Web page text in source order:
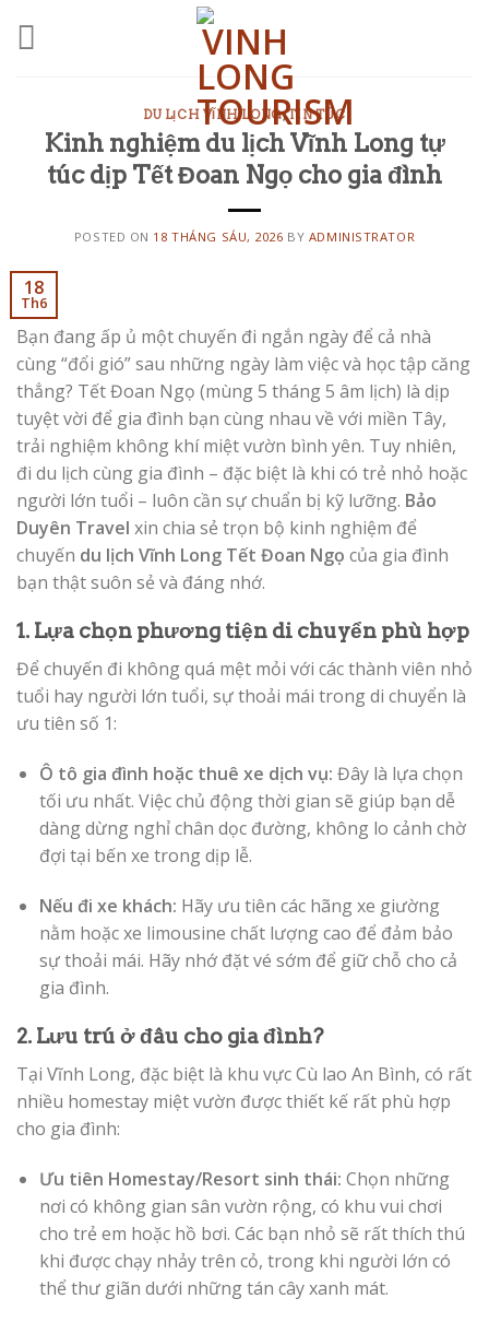
DU LỊCH VĨNH LONG,TIN TỨC
Kinh nghiệm du lịch Vĩnh Long tự
túc dịp Tết Đoan Ngọ cho gia đình
POSTED ON 18 THÁNG SÁU, 2026 BY ADMINISTRATOR
18
Th6
Bạn đang ấp ủ một chuyến đi ngắn ngày để cả nhà
cùng “đổi gió” sau những ngày làm việc và học tập căng
thẳng? Tết Đoan Ngọ (mùng 5 tháng 5 âm lịch) là dịp
tuyệt vời để gia đình bạn cùng nhau về với miền Tây,
trải nghiệm không khí miệt vườn bình yên. Tuy nhiên,
đi du lịch cùng gia đình – đặc biệt là khi có trẻ nhỏ hoặc
người lớn tuổi – luôn cần sự chuẩn bị kỹ lưỡng. Bảo
Duyên Travel xin chia sẻ trọn bộ kinh nghiệm để
chuyến du lịch Vĩnh Long Tết Đoan Ngọ của gia đình
bạn thật suôn sẻ và đáng nhớ.
1. Lựa chọn phương tiện di chuyển phù hợp
Để chuyến đi không quá mệt mỏi với các thành viên nhỏ
tuổi hay người lớn tuổi, sự thoải mái trong di chuyển là
ưu tiên số 1:
Ô tô gia đình hoặc thuê xe dịch vụ: Đây là lựa chọn
tối ưu nhất. Việc chủ động thời gian sẽ giúp bạn dễ
dàng dừng nghỉ chân dọc đường, không lo cảnh chờ
đợi tại bến xe trong dịp lễ.
Nếu đi xe khách: Hãy ưu tiên các hãng xe giường
nằm hoặc xe limousine chất lượng cao để đảm bảo
sự thoải mái. Hãy nhớ đặt vé sớm để giữ chỗ cho cả
gia đình.
2. Lưu trú ở đâu cho gia đình?
Tại Vĩnh Long, đặc biệt là khu vực Cù lao An Bình, có rất
nhiều homestay miệt vườn được thiết kế rất phù hợp
cho gia đình:
Ưu tiên Homestay/Resort sinh thái: Chọn những
nơi có không gian sân vườn rộng, có khu vui chơi
cho trẻ em hoặc hồ bơi. Các bạn nhỏ sẽ rất thích thú
khi được chạy nhảy trên cỏ, trong khi người lớn có
thể thư giãn dưới những tán cây xanh mát.